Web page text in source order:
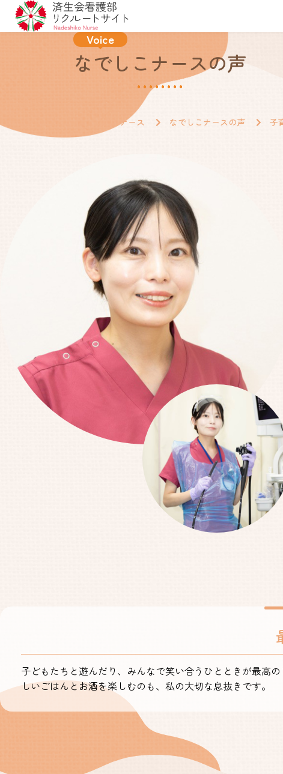
Voice
なでしこナースの声
集まれ！ なでしこナース なでしこナースの声 子
子どもたちと遊んだり、みんなで笑い合うひとときが最高
しいごはんとお酒を楽しむのも、私の大切な息抜きです。